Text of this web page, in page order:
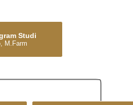
Studi
M.Farm